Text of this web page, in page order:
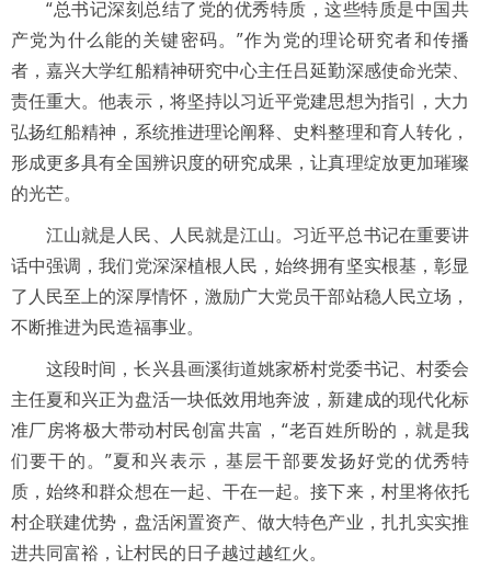
“总书记深刻总结了党的优秀特质，这些特质是中国共
产党为什么能的关键密码。”作为党的理论研究者和传播
者，嘉兴大学红船精神研究中心主任吕延勤深感使命光荣、
责任重大。他表示，将坚持以习近平党建思想为指引，大力
弘扬红船精神，系统推进理论阐释、史料整理和育人转化，
形成更多具有全国辨识度的研究成果，让真理绽放更加璀璨
的光芒。
江山就是人民、人民就是江山。习近平总书记在重要讲
话中强调，我们党深深植根人民，始终拥有坚实根基，彰显
了人民至上的深厚情怀，激励广大党员干部站稳人民立场，
不断推进为民造福事业。
这段时间，长兴县画溪街道姚家桥村党委书记、村委会
主任夏和兴正为盘活一块低效用地奔波，新建成的现代化标
准厂房将极大带动村民创富共富，“老百姓所盼的，就是我
们要干的。”夏和兴表示，基层干部要发扬好党的优秀特
质，始终和群众想在一起、干在一起。接下来，村里将依托
村企联建优势，盘活闲置资产、做大特色产业，扎扎实实推
进共同富裕，让村民的日子越过越红火。